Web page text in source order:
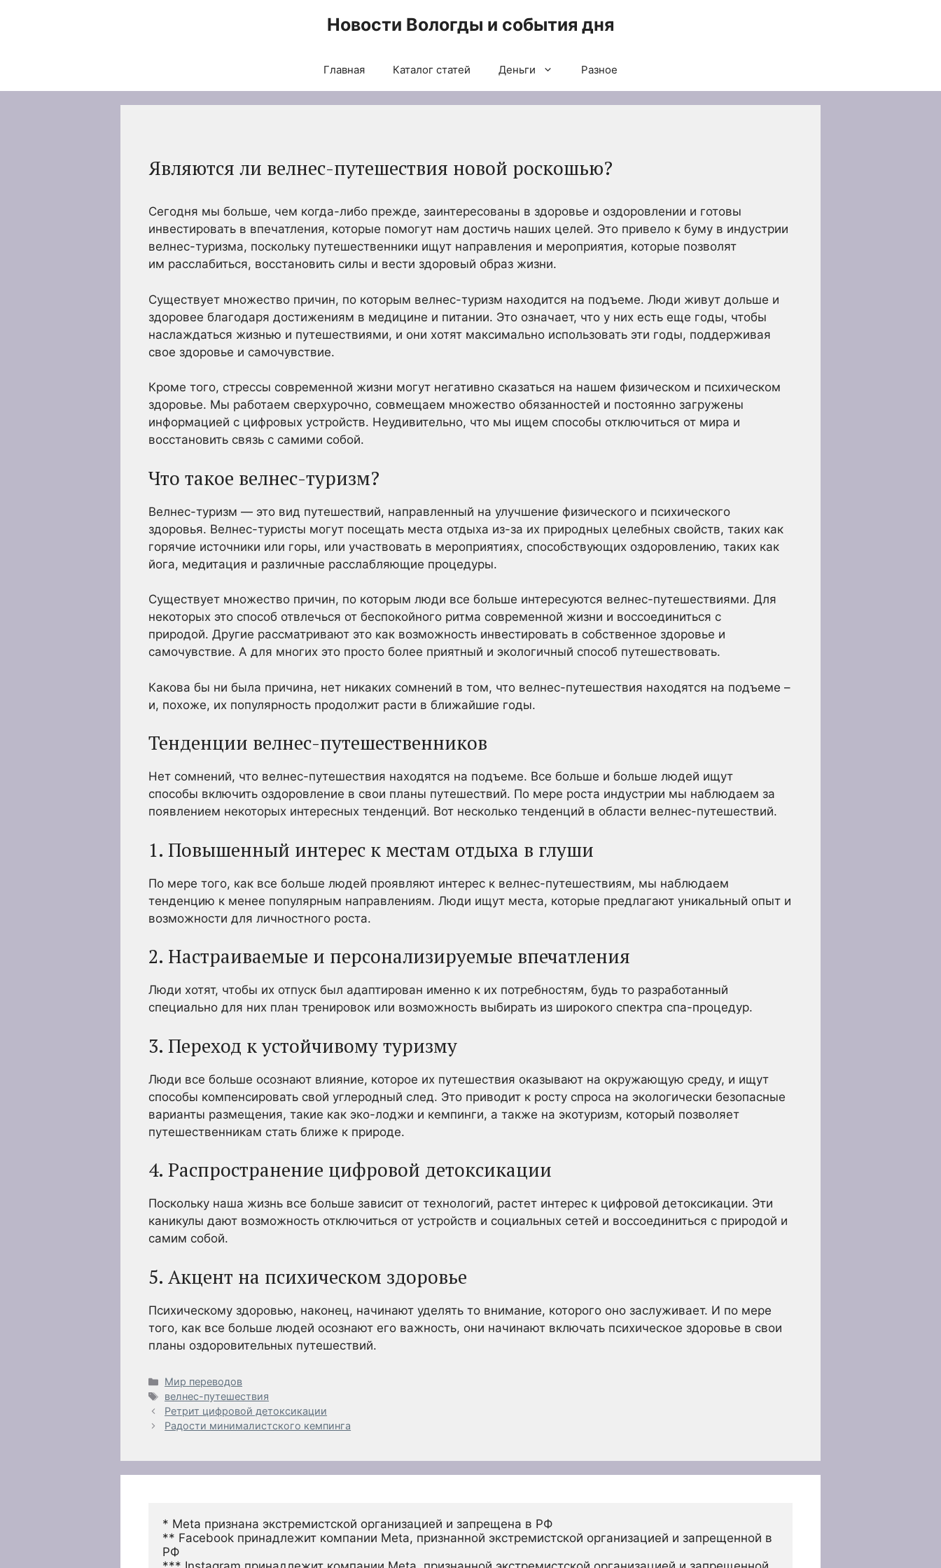
Новости Вологды и события дня
Главная Каталог статей Деньги Разное
Являются ли велнес-путешествия новой роскошью?
Сегодня мы больше, чем когда-либо прежде, заинтересованы в здоровье и оздоровлении и готовы
инвестировать в впечатления, которые помогут нам достичь наших целей. Это привело к буму в индустрии
велнес-туризма, поскольку путешественники ищут направления и мероприятия, которые позволят
им расслабиться, восстановить силы и вести здоровый образ жизни.
Существует множество причин, по которым велнес-туризм находится на подъеме. Люди живут дольше и
здоровее благодаря достижениям в медицине и питании. Это означает, что у них есть еще годы, чтобы
наслаждаться жизнью и путешествиями, и они хотят максимально использовать эти годы, поддерживая
свое здоровье и самочувствие.
Кроме того, стрессы современной жизни могут негативно сказаться на нашем физическом и психическом
здоровье. Мы работаем сверхурочно, совмещаем множество обязанностей и постоянно загружены
информацией с цифровых устройств. Неудивительно, что мы ищем способы отключиться от мира и
восстановить связь с самими собой.
Что такое велнес-туризм?
Велнес-туризм — это вид путешествий, направленный на улучшение физического и психического
здоровья. Велнес-туристы могут посещать места отдыха из-за их природных целебных свойств, таких как
горячие источники или горы, или участвовать в мероприятиях, способствующих оздоровлению, таких как
йога, медитация и различные расслабляющие процедуры.
Существует множество причин, по которым люди все больше интересуются велнес-путешествиями. Для
некоторых это способ отвлечься от беспокойного ритма современной жизни и воссоединиться с
природой. Другие рассматривают это как возможность инвестировать в собственное здоровье и
самочувствие. А для многих это просто более приятный и экологичный способ путешествовать.
Какова бы ни была причина, нет никаких сомнений в том, что велнес-путешествия находятся на подъеме –
и, похоже, их популярность продолжит расти в ближайшие годы.
Тенденции велнес-путешественников
Нет сомнений, что велнес-путешествия находятся на подъеме. Все больше и больше людей ищут
способы включить оздоровление в свои планы путешествий. По мере роста индустрии мы наблюдаем за
появлением некоторых интересных тенденций. Вот несколько тенденций в области велнес-путешествий.
1. Повышенный интерес к местам отдыха в глуши
По мере того, как все больше людей проявляют интерес к велнес-путешествиям, мы наблюдаем
тенденцию к менее популярным направлениям. Люди ищут места, которые предлагают уникальный опыт и
возможности для личностного роста.
2. Настраиваемые и персонализируемые впечатления
Люди хотят, чтобы их отпуск был адаптирован именно к их потребностям, будь то разработанный
специально для них план тренировок или возможность выбирать из широкого спектра спа-процедур.
3. Переход к устойчивому туризму
Люди все больше осознают влияние, которое их путешествия оказывают на окружающую среду, и ищут
способы компенсировать свой углеродный след. Это приводит к росту спроса на экологически безопасные
варианты размещения, такие как эко-лоджи и кемпинги, а также на экотуризм, который позволяет
путешественникам стать ближе к природе.
4. Распространение цифровой детоксикации
Поскольку наша жизнь все больше зависит от технологий, растет интерес к цифровой детоксикации. Эти
каникулы дают возможность отключиться от устройств и социальных сетей и воссоединиться с природой и
самим собой.
5. Акцент на психическом здоровье
Психическому здоровью, наконец, начинают уделять то внимание, которого оно заслуживает. И по мере
того, как все больше людей осознают его важность, они начинают включать психическое здоровье в свои
планы оздоровительных путешествий.
Рубрики
Мир переводов
Метки
велнес-путешествия
Ретрит цифровой детоксикации
Радости минималистского кемпинга
* Meta признана экстремистской организацией и запрещена в РФ
** Facebook принадлежит компании Meta, признанной экстремистской организацией и запрещенной в
РФ